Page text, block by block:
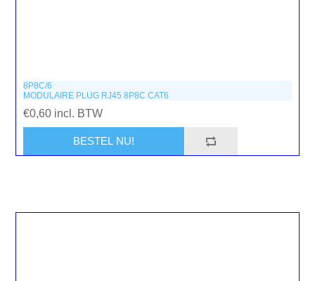
8P8C/6
MODULAIRE PLUG RJ45 8P8C CAT6
€0,60 incl. BTW